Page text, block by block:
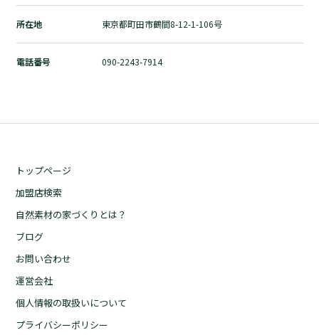
加盟店検索
自然素材の家づくりとは？
所在地 東京都町田市鶴間8-12-1-106号
電話番号 090-2243-7914
トップページ
加盟店検索
自然素材の家づくりとは？
ブログ
お問い合わせ
運営会社
個人情報の取扱いについて
プライバシーポリシー